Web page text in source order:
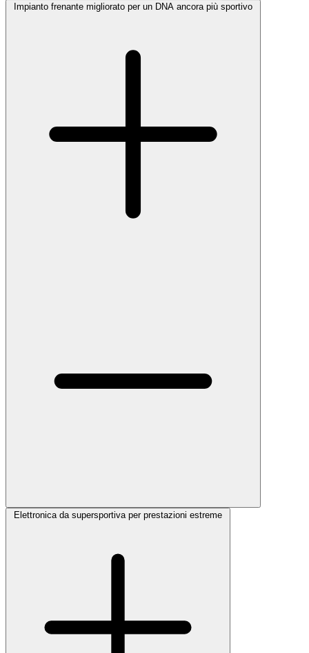
Impianto frenante migliorato per un DNA ancora più sportivo
Elettronica da supersportiva per prestazioni estreme